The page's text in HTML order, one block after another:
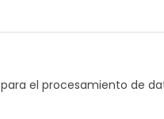
para el procesamiento de